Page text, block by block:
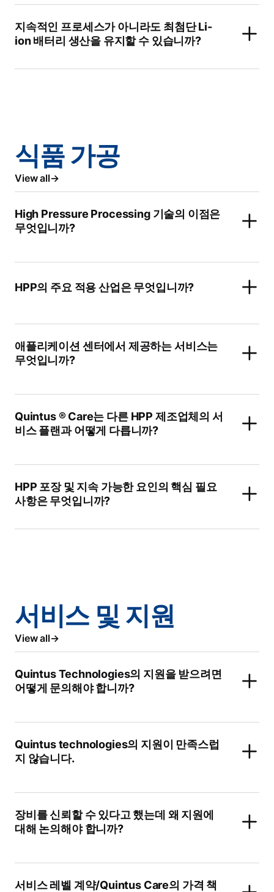
지속적인 프로세스가 아니라도 최첨단 Li-
ion 배터리 생산을 유지할 수 있습니까?
식품 가공
View all
High Pressure Processing 기술의 이점은
무엇입니까?
HPP의 주요 적용 산업은 무엇입니까?
애플리케이션 센터에서 제공하는 서비스는
무엇입니까?
Quintus ® Care는 다른 HPP 제조업체의 서
비스 플랜과 어떻게 다릅니까?
HPP 포장 및 지속 가능한 요인의 핵심 필요
사항은 무엇입니까?
서비스 및 지원
View all
Quintus Technologies의 지원을 받으려면
어떻게 문의해야 합니까?
Quintus technologies의 지원이 만족스럽
지 않습니다.
장비를 신뢰할 수 있다고 했는데 왜 지원에
대해 논의해야 합니까?
서비스 레벨 계약/Quintus Care의 가격 책